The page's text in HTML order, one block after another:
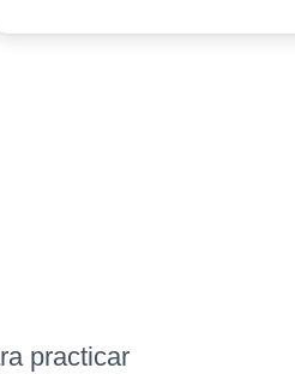
practicar